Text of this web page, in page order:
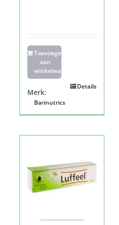
Toevoegen
aan
winkelwagen
Details
Merk:
Barinutrics